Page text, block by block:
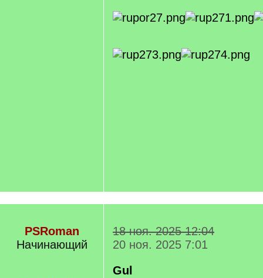
PSRoman
Начинающий
18 ноя. 2025 12:04
20 ноя. 2025 7:01
Gul